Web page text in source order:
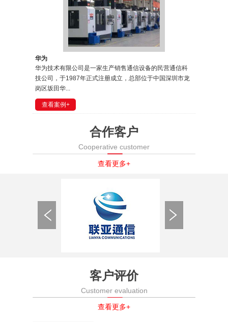
华为
华为技术有限公司是一家生产销售通信设备的民营通信科
技公司，于1987年正式注册成立，总部位于中国深圳市龙
岗区坂田华...
查看案例+
合作客户
Cooperative customer
查看更多+
客户评价
Customer evaluation
查看更多+